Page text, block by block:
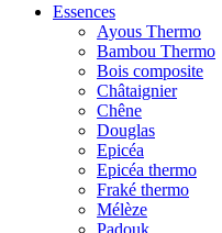
Essences
Ayous Thermo
Bambou Thermo
Bois composite
Châtaignier
Chêne
Douglas
Epicéa
Epicéa thermo
Fraké thermo
Mélèze
Padouk